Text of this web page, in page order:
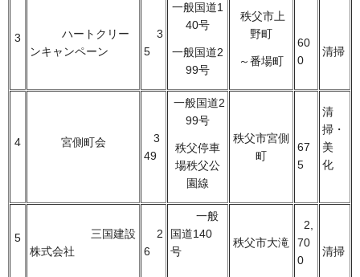
3
ハートクリー
ンキャンペーン
3
5
一般国道1
40号
一般国道2
99号
秩父市上
野町
～番場町
60
0
清掃
4 宮側町会
3
49
一般国道2
99号
秩父停車
場秩父公
園線
秩父市宮側
町
67
5
清
掃・
美
化
5
三国建設
株式会社
2
6
一般
国道140
号
秩父市大滝
2,
70
0
清掃